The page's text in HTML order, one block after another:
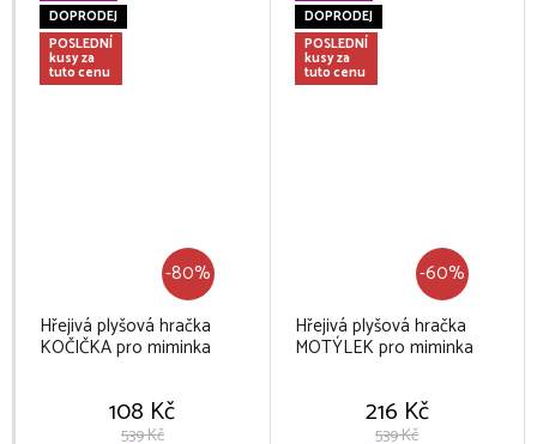
DOPRODEJ
POSLEDNÍ
kusy za
tuto cenu
-80%
Hřejivá plyšová hračka
KOČIČKA pro miminka
108 Kč
539 Kč
DOPRODEJ
POSLEDNÍ
kusy za
tuto cenu
-60%
Hřejivá plyšová hračka
MOTÝLEK pro miminka
216 Kč
539 Kč